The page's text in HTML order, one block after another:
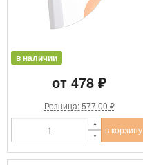
в наличии
от 478 ₽
Розница: 577.00 ₽
в корзину